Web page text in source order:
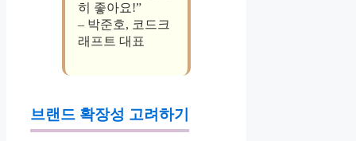
히 좋아요!”
– 박준호, 코드크
래프트 대표
브랜드 확장성 고려하기